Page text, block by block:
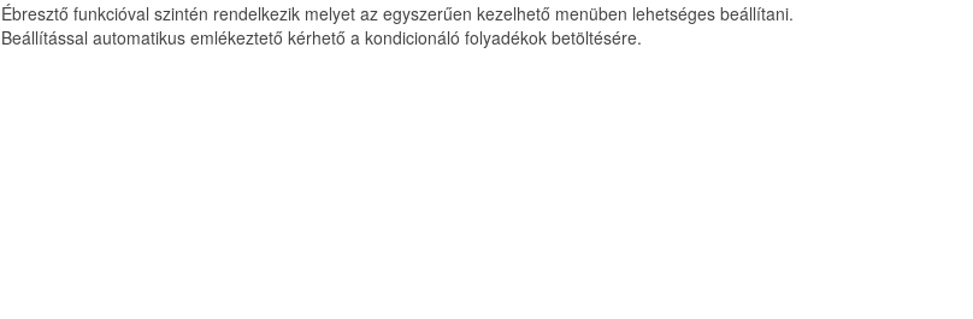
Ébresztő funkcióval szintén rendelkezik melyet az egyszerűen kezelhető menüben lehetséges beállítani.
Beállítással automatikus emlékeztető kérhető a kondicionáló folyadékok betöltésére.